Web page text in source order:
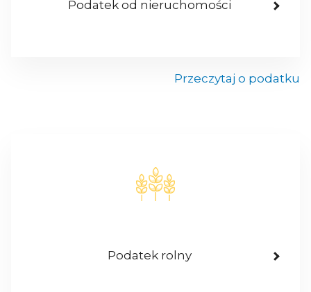
Podatek od nieruchomości
Przeczytaj o podatku
Podatek rolny